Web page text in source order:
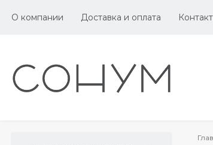
О компании Доставка и оплата